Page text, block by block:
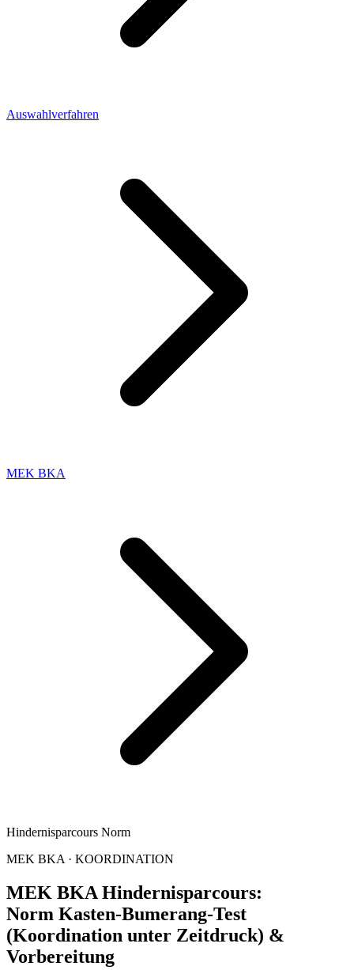
Auswahlverfahren
MEK BKA
Hindernisparcours Norm
MEK BKA · KOORDINATION
MEK BKA Hindernisparcours:
Norm Kasten-Bumerang-Test
(Koordination unter Zeitdruck) &
Vorbereitung